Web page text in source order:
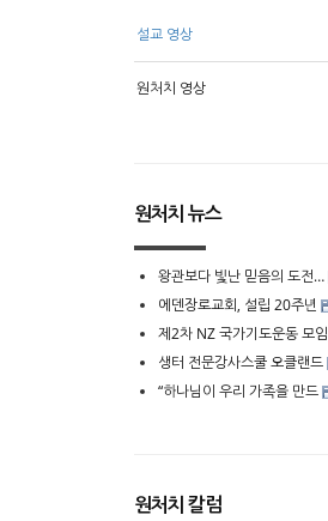
설교 영상
원처치 영상
원처치 뉴스
왕관보다 빛난 믿음의 도전…
에덴장로교회, 설립 20주년
제2차 NZ 국가기도운동 모임
생터 전문강사스쿨 오클랜드
“하나님이 우리 가족을 만드
원처치 칼럼